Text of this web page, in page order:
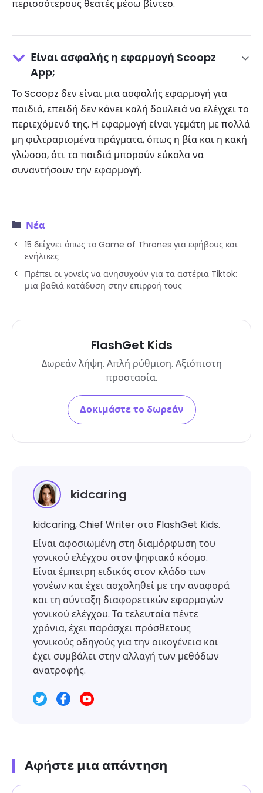
περισσότερους θεατές μέσω βίντεο.
Είναι ασφαλής η εφαρμογή Scoopz
App;
Το Scoopz δεν είναι μια ασφαλής εφαρμογή για
παιδιά, επειδή δεν κάνει καλή δουλειά να ελέγχει το
περιεχόμενό της. Η εφαρμογή είναι γεμάτη με πολλά
μη φιλτραρισμένα πράγματα, όπως η βία και η κακή
γλώσσα, ότι τα παιδιά μπορούν εύκολα να
συναντήσουν την εφαρμογή.
Νέα
15 δείχνει όπως το Game of Thrones για εφήβους και
ενήλικες
Πρέπει οι γονείς να ανησυχούν για τα αστέρια Tiktok:
μια βαθιά κατάδυση στην επιρροή τους
FlashGet Kids
Δωρεάν λήψη. Απλή ρύθμιση. Αξιόπιστη
προστασία.
Δοκιμάστε το δωρεάν
kidcaring
kidcaring, Chief Writer στο FlashGet Kids.
Είναι αφοσιωμένη στη διαμόρφωση του
γονικού ελέγχου στον ψηφιακό κόσμο.
Είναι έμπειρη ειδικός στον κλάδο των
γονέων και έχει ασχοληθεί με την αναφορά
και τη σύνταξη διαφορετικών εφαρμογών
γονικού ελέγχου. Τα τελευταία πέντε
χρόνια, έχει παράσχει πρόσθετους
γονικούς οδηγούς για την οικογένεια και
έχει συμβάλει στην αλλαγή των μεθόδων
ανατροφής.
Αφήστε μια απάντηση